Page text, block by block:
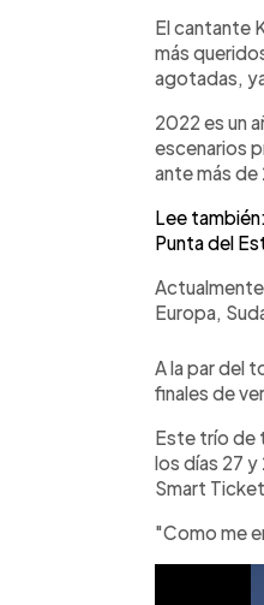
►
El cantante
más
agotadas,
2022 es un
escenarios
ante más
Lee
Punta del
Actualmente
Europa,
A la par del
finales de
Este trío de
los días 27
Smart
"Como me